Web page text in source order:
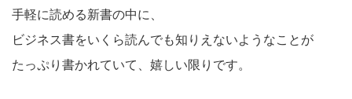
手軽に読める新書の中に、
ビジネス書をいくら読んでも知りえないようなことが
たっぷり書かれていて、嬉しい限りです。